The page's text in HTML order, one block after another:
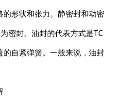
形状和张力。静密封和动密
密封。油封的代表方式是TC
自紧弹簧。一般来说，油封